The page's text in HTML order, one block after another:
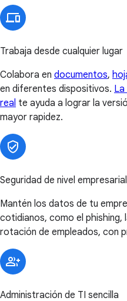
Trabaja desde cualquier lugar
Colabora en documentos,
en diferentes dispositivos.
real te ayuda a lograr la
mayor rapidez.
Seguridad de nivel empresarial
Mantén los datos de tu
cotidianos, como el phishing,
rotación de empleados, con
Administración de TI sencilla